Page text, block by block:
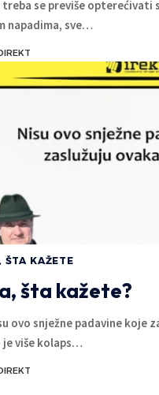
treba se previše opterećivati
napadima, sve…
ŠTA KAŽETE
šta kažete?
ovo snježne padavine koje
je više kolaps…